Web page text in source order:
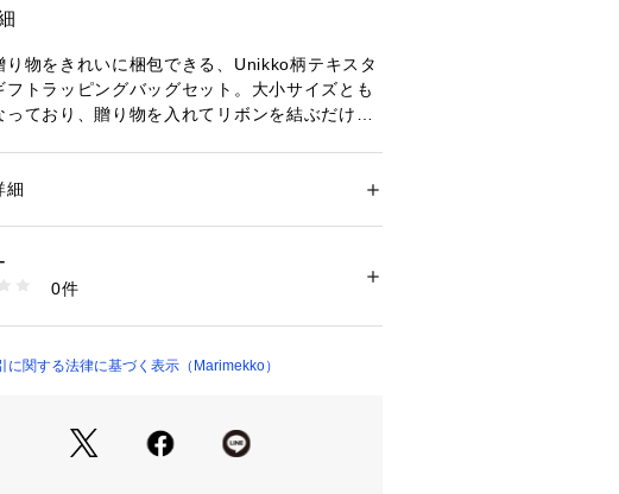
り物をきれいに梱包できる、Unikko柄テキスタ
フトラッピングバッグセット。大小サイズとも
っており、贈り物を入れてリボンを結ぶだけで
して普段にも活用できます。
ディース
1100200000130
細
0件
に関する法律に基づく表示（Marimekko）